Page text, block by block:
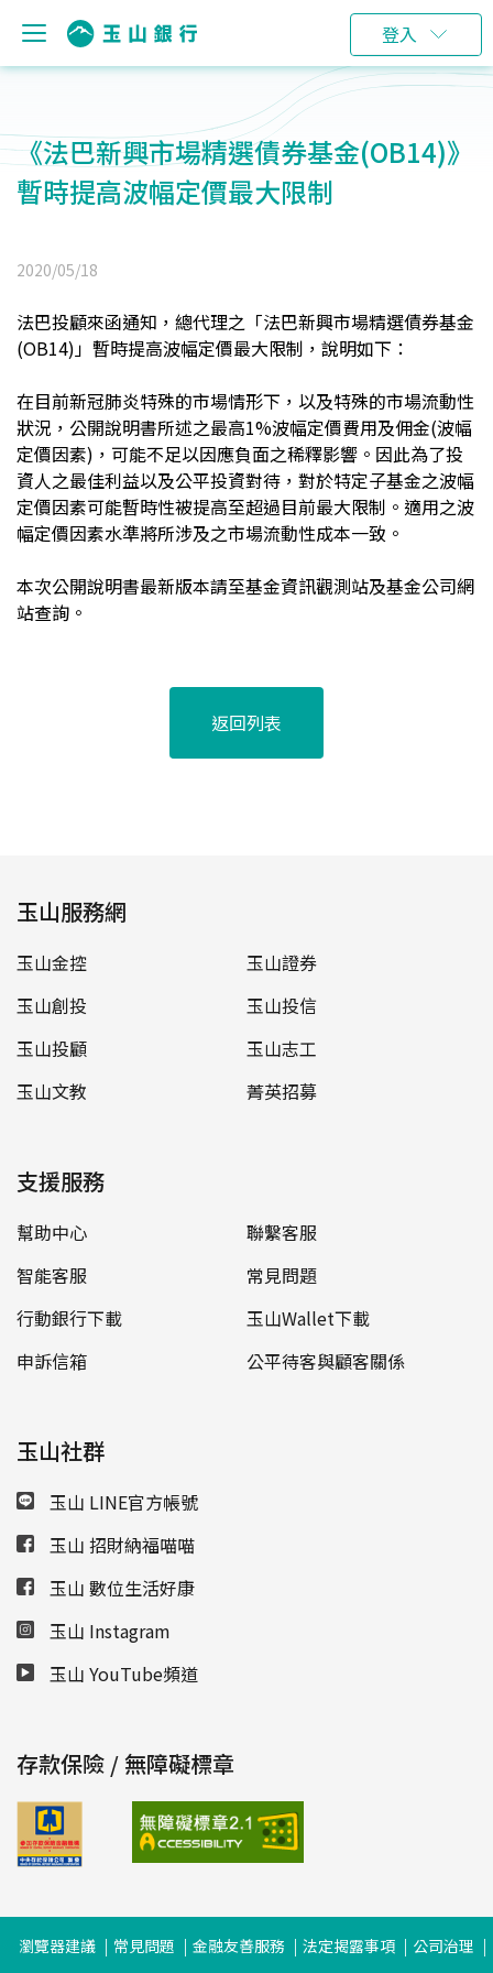
登入
《法巴新興市場精選債券基金(OB14)》
暫時提高波幅定價最大限制
2020/05/18
法巴投顧來函通知，總代理之「法巴新興市場精選債券基金
(OB14)」暫時提高波幅定價最大限制，說明如下：
在目前新冠肺炎特殊的市場情形下，以及特殊的市場流動性
狀況，公開說明書所述之最高1%波幅定價費用及佣金(波幅
定價因素)，可能不足以因應負面之稀釋影響。因此為了投
資人之最佳利益以及公平投資對待，對於特定子基金之波幅
定價因素可能暫時性被提高至超過目前最大限制。適用之波
幅定價因素水準將所涉及之市場流動性成本一致。
本次公開說明書最新版本請至基金資訊觀測站及基金公司網
站查詢。
返回列表
玉山服務網
玉山金控
玉山證券
玉山創投
玉山投信
玉山投顧
玉山志工
玉山文教
菁英招募
支援服務
幫助中心
聯繫客服
智能客服
常見問題
行動銀行下載
玉山Wallet下載
申訴信箱
公平待客與顧客關係
玉山社群
玉山 LINE官方帳號
玉山 招財納福喵喵
玉山 數位生活好康
玉山 Instagram
玉山 YouTube頻道
存款保險 / 無障礙標章
瀏覽器建議 常見問題 金融友善服務 法定揭露事項 公司治理